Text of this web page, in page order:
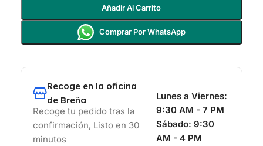
Añadir Al Carrito
Comprar Por WhatsApp
Recoge en la oficina
de Breña
Recoge tu pedido tras la
confirmación, Listo en 30
minutos
Lunes a Viernes:
9:30 AM - 7 PM
Sábado: 9:30
AM - 4 PM